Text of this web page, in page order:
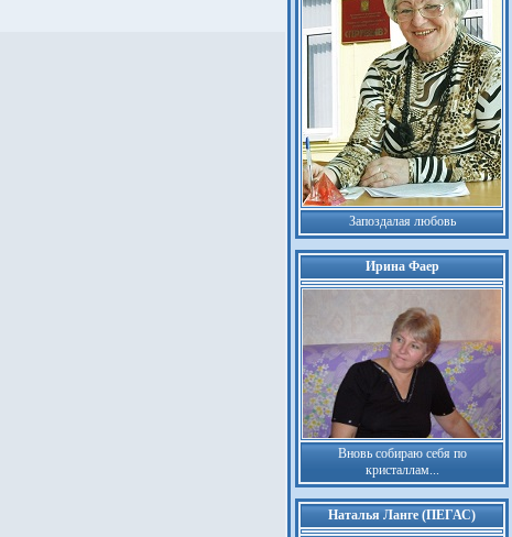
Запоздалая любовь
Ирина Фаер
Вновь собираю себя по
кристаллам...
Наталья Ланге (ПЕГАС)